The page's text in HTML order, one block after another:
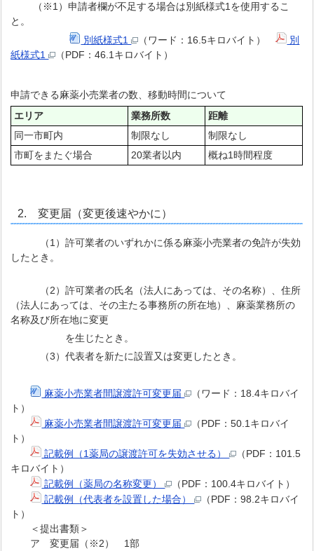
（※1）申請者欄が不足する場合は別紙様式1を使用するこ
と。
別紙様式1
（ワード：16.5キロバイト）
別
紙様式1
（PDF：46.1キロバイト）
申請できる麻薬小売業者の数、移動時間について
エリア
業務所数
距離
同一市町内
制限なし
制限なし
市町をまたぐ場合
20業者以内 概ね1時間程度
2. 変更届（変更後速やかに）
（1）許可業者のいずれかに係る麻薬小売業者の免許が失効
したとき。
（2）許可業者の氏名（法人にあっては、その名称）、住所
（法人にあっては、その主たる事務所の所在地）、麻薬業務所の
名称及び所在地に変更
を生じたとき。
（3）代表者を新たに設置又は変更したとき。
麻薬小売業者間譲渡許可変更届
（ワード：18.4キロバイ
ト）
麻薬小売業者間譲渡許可変更届
（PDF：50.1キロバイ
ト）
記載例（1薬局の譲渡許可を失効させる）
（PDF：101.5
キロバイト）
記載例（薬局の名称変更）
（PDF：100.4キロバイト）
記載例（代表者を設置した場合）
（PDF：98.2キロバイ
ト）
＜提出書類＞
ア 変更届（※2） 1部